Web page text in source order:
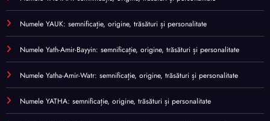
Numele YAUK: semnificație, origine, trăsături și personalitate
Numele Yath-Amir-Bayyin: semnificație, origine, trăsături și personalitate
Numele Yatha-Amir-Watr: semnificație, origine, trăsături și personalitate
Numele YATHA: semnificație, origine, trăsături și personalitate